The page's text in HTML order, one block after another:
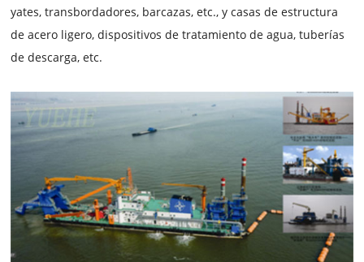
yates, transbordadores, barcazas, etc., y casas de estructura
de acero ligero, dispositivos de tratamiento de agua, tuberías
de descarga, etc.